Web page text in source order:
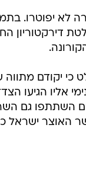
למתווה, לפיו 900 עובדי
דירקטוריון
כי יקודם
אליו הגיעו
השתתפו גם
האוצר ישראל כץ